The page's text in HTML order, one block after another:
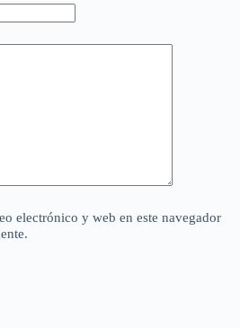
electrónico y web en este navegador